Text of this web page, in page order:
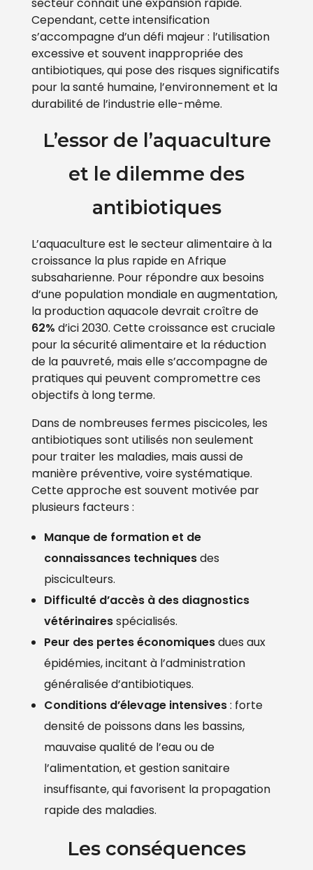
secteur connaît une expansion rapide.
Cependant, cette intensification
s’accompagne d’un défi majeur : l’utilisation
excessive et souvent inappropriée des
antibiotiques, qui pose des risques significatifs
pour la santé humaine, l’environnement et la
durabilité de l’industrie elle-même.
L’essor de l’aquaculture
et le dilemme des
antibiotiques
L’aquaculture est le secteur alimentaire à la
croissance la plus rapide en Afrique
subsaharienne. Pour répondre aux besoins
d’une population mondiale en augmentation,
la production aquacole devrait croître de
62% d’ici 2030. Cette croissance est cruciale
pour la sécurité alimentaire et la réduction
de la pauvreté, mais elle s’accompagne de
pratiques qui peuvent compromettre ces
objectifs à long terme.
Dans de nombreuses fermes piscicoles, les
antibiotiques sont utilisés non seulement
pour traiter les maladies, mais aussi de
manière préventive, voire systématique.
Cette approche est souvent motivée par
plusieurs facteurs :
Manque de formation et de
connaissances techniquesdes
pisciculteurs.
Difficulté d’accès à des diagnostics
vétérinairesspécialisés.
Peur des pertes économiquesdues aux
épidémies, incitant à l’administration
généralisée d’antibiotiques.
Conditions d’élevage intensives: forte
densité de poissons dans les bassins,
mauvaise qualité de l’eau ou de
l’alimentation, et gestion sanitaire
insuffisante, qui favorisent la propagation
rapide des maladies.
Les conséquences